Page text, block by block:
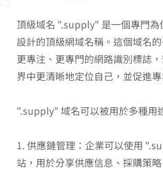
頂級域名 ".supply" 是一個專門
設計的頂級網域名稱。這個域名
更專注、更專門的網路識別標誌
界中更清晰地定位自己，並促進
".supply" 域名可以被用於多種用
1. 供應鏈管理：企業可以使用
站，用於分享供應信息、採購策